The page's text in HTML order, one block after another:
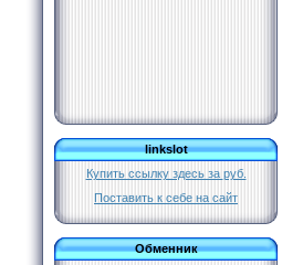
linkslot
Купить ссылку здесь за руб.
Поставить к себе на сайт
Обменник